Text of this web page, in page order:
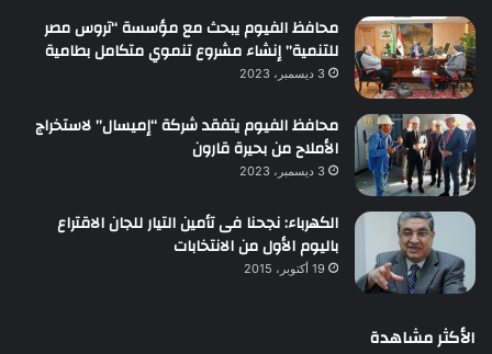
محافظ الفيوم يبحث مع مؤسسة “تروس مصر
للتنمية” إنشاء مشروع تنموي متكامل بطامية
3 ديسمبر، 2023
محافظ الفيوم يتفقد شركة “إميسال” لاستخراج
الأملاح من بحيرة قارون
3 ديسمبر، 2023
الكهرباء: نجحنا فى تأمين التيار للجان الاقتراع
باليوم الأول من الانتخابات
19 أكتوبر، 2015
الأكثر مشاهدة